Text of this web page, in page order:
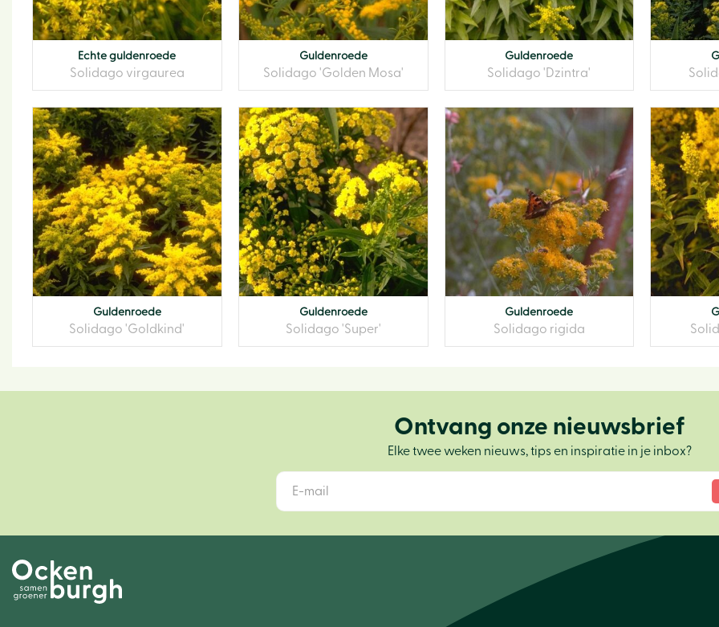
Echte guldenroede
Solidago virgaurea
Guldenroede
Solidago 'Golden Mosa'
Guldenroede
Solidago 'Dzintra'
Guldenroede
Solidago 'Goldkind'
Guldenroede
Solidago 'Super'
Guldenroede
Solidago rigida
Ontvang onze nieuwsbrief
Elke twee weken nieuws, tips en inspiratie in je inbox?